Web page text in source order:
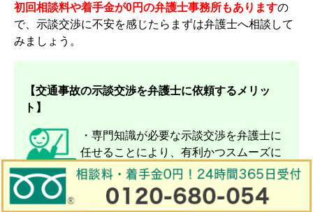
初回相談料や着手金が0円の弁護士事務所もありますの
で、示談交渉に不安を感じたらまずは弁護士へ相談して
みましょう。
【交通事故の示談交渉を弁護士に依頼するメリッ
ト】
・専門知識が必要な示談交渉を弁護士に
任せることにより、有利かつスムーズに
示談交渉を進められる。
・相手方に請求する示談金を増額させることができ
る。